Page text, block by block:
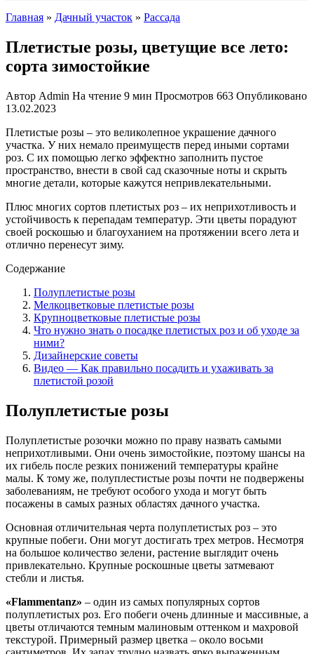
Главная » Дачный участок » Рассада
Плетистые розы, цветущие все лето:
сорта зимостойкие
Автор Admin На чтение 9 мин Просмотров 663 Опубликовано
13.02.2023
Плетистые розы – это великолепное украшение дачного
участка. У них немало преимуществ перед иными сортами
роз. С их помощью легко эффектно заполнить пустое
пространство, внести в свой сад сказочные ноты и скрыть
многие детали, которые кажутся непривлекательными.
Плюс многих сортов плетистых роз – их неприхотливость и
устойчивость к перепадам температур. Эти цветы порадуют
своей роскошью и благоуханием на протяжении всего лета и
отлично перенесут зиму.
Содержание
Полуплетистые розы
Мелкоцветковые плетистые розы
Крупноцветковые плетистые розы
Что нужно знать о посадке плетистых роз и об уходе за
ними?
Дизайнерские советы
Видео — Как правильно посадить и ухаживать за
плетистой розой
Полуплетистые розы
Полуплетистые розочки можно по праву назвать самыми
неприхотливыми. Они очень зимостойкие, поэтому шансы на
их гибель после резких понижений температуры крайне
малы. К тому же, полуплестистые розы почти не подвержены
заболеваниям, не требуют особого ухода и могут быть
посажены в самых разных областях дачного участка.
Основная отличительная черта полуплетистых роз – это
крупные побеги. Они могут достигать трех метров. Несмотря
на большое количество зелени, растение выглядит очень
привлекательно. Крупные роскошные цветы затмевают
стебли и листья.
«Flammentanz» – один из самых популярных сортов
полуплетистых роз. Его побеги очень длинные и массивные, а
цветы отличаются темным малиновым оттенком и махровой
текстурой. Примерный размер цветка – около восьми